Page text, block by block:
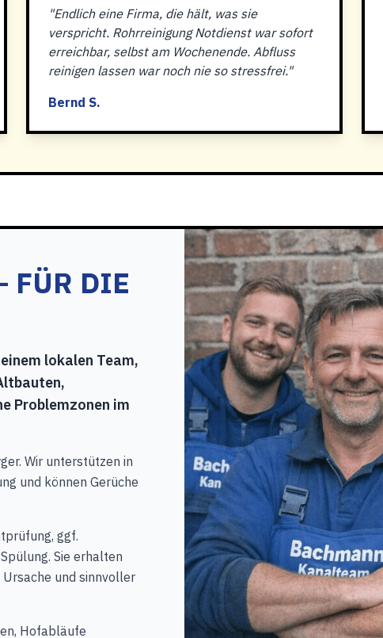
"Endlich eine Firma, die hält, was sie
verspricht. Rohrreinigung Notdienst war sofort
erreichbar, selbst am Wochenende. Abfluss
reinigen lassen war noch nie so stressfrei."
Bernd S.
FÜR DIE
lokalen Team,
Problemzonen im
Wir unterstützen in
und können Gerüche
ggf.
Sie erhalten
und sinnvoller
Hofabläufe